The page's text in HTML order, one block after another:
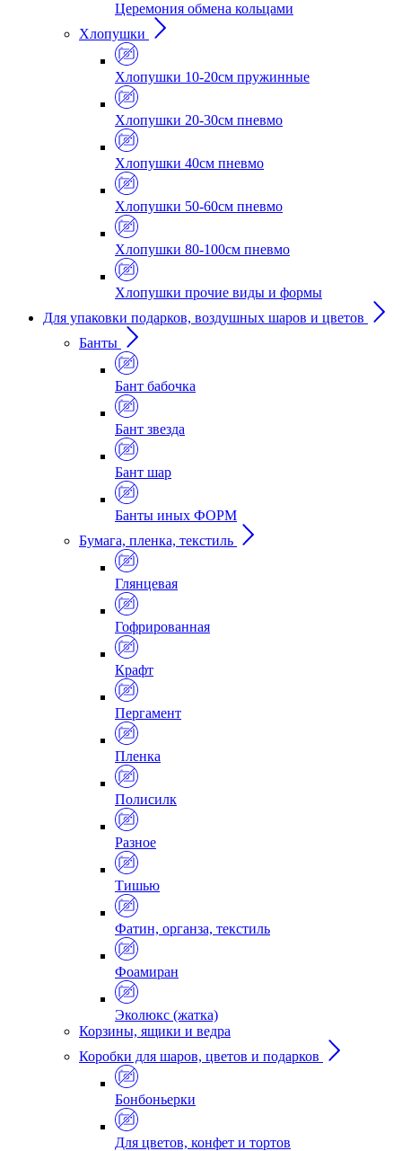
Церемония обмена кольцами
Хлопушки
Хлопушки 10-20см пружинные
Хлопушки 20-30см пневмо
Хлопушки 40см пневмо
Хлопушки 50-60см пневмо
Хлопушки 80-100см пневмо
Хлопушки прочие виды и формы
Для упаковки подарков, воздушных шаров и цветов
Банты
Бант бабочка
Бант звезда
Бант шар
Банты иных ФОРМ
Бумага, пленка, текстиль
Глянцевая
Гофрированная
Крафт
Пергамент
Пленка
Полисилк
Разное
Тишью
Фатин, органза, текстиль
Фоамиран
Эколюкс (жатка)
Корзины, ящики и ведра
Коробки для шаров, цветов и подарков
Бонбоньерки
Для цветов, конфет и тортов